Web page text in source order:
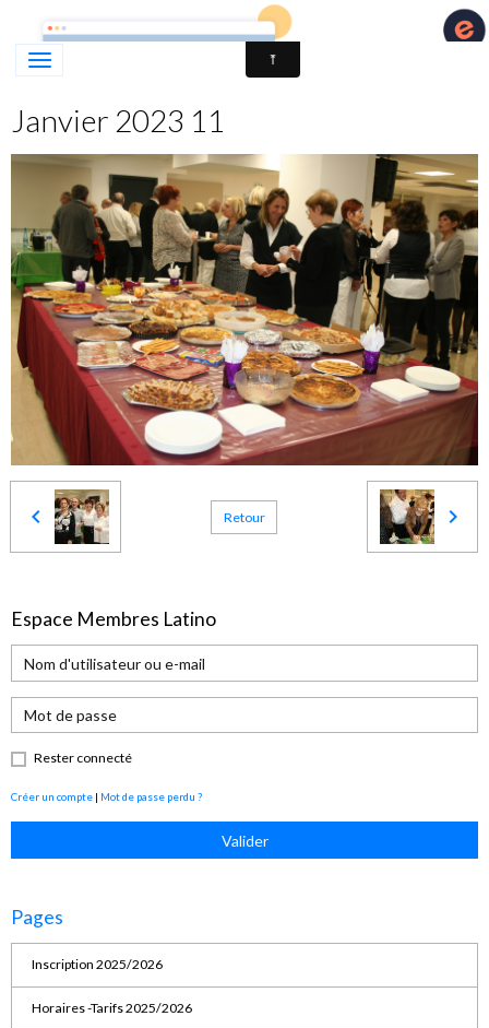
LATINO'CE - DANSES LATINES & DE SALON - PORT
Janvier 2023 11
Retour
Espace Membres Latino
Rester connecté
Créer un compte | Mot de passe perdu ?
Valider
Pages
Inscription 2025/2026
Horaires -Tarifs 2025/2026